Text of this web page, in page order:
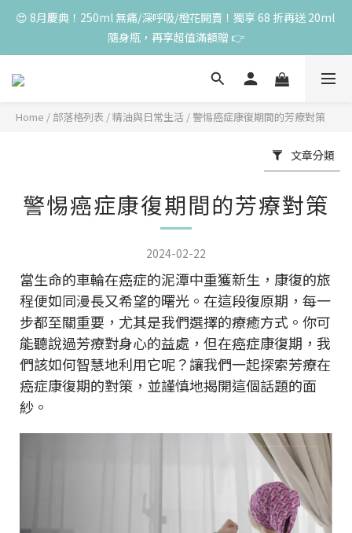
😍 8月慶典！250ml 無痛/深呼吸/橙花開賣！獨享 68 折再送 20ml
隨身瓶，再享超值滿額贈 👉
😍 8月慶典！250ml 無痛/深呼吸/橙花開賣！獨享 68 折再送 20ml
隨身瓶，再享超值滿額贈 👉
😍 50ml 任一瓶結帳享 8 折，任三瓶享 75 折，任五瓶享 7 折！想
隨身瓶，再享超值滿額贈 👉
Home / 部落格列表 /精油與日常生活 / 警惕癌症康復期間的芳療對策
文章分類
警惕癌症康復期間的芳療對策
2024-02-22
當生命的車輪在癌症的泥潭中重獲新生，康復的旅
程便如同漫長又希望的曙光。在這段復原期，每一
步都至關重要，尤其是我們選擇的療癒方式。你可
能聽說過芳療對身心的益處，但在癌症康復期，我
們該如何智慧地利用它呢？讓我們一起探索芳療在
癌症康復期的對策，並謹慎地揭開這個話題的面
紗。